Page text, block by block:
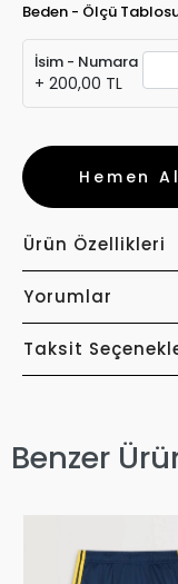
Beden - Ölçü
İsim - Numara
+ 200,00 TL
Hemen Al
Ürün Özellikleri
Yorumlar
Taksit
Benzer